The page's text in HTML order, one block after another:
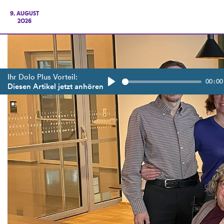
9. AUGUST
2026
Ihr Dolo Plus Vorteil:
Diesen Artikel jetzt anhören 00:00